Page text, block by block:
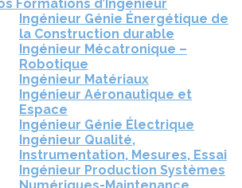
Formations d’Ingénieur
Ingénieur Génie Énergétique de
la Construction durable
Ingénieur Mécatronique –
Robotique
Ingénieur Matériaux
Ingénieur Aéronautique et
Espace
Ingénieur Génie Électrique
Ingénieur Qualité,
Instrumentation, Mesures, Essai
Ingénieur Production Systèmes